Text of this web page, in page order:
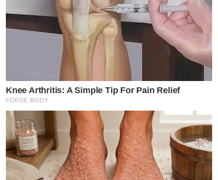
Knee Arthritis: A Simple Tip For Pain Relief
FORGE BODY